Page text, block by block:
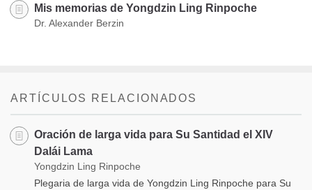
Mis memorias de Yongdzin Ling Rinpoche
Dr. Alexander Berzin
ARTÍCULOS RELACIONADOS
Oración de larga vida para Su Santidad el XIV
Dalái Lama
Yongdzin Ling Rinpoche
Plegaria de larga vida de Yongdzin Ling Rinpoche para Su